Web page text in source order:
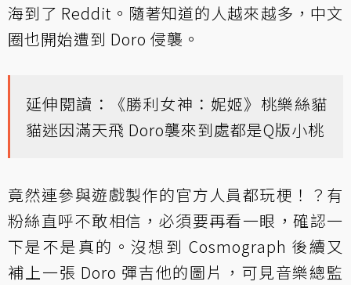
海到了 Reddit。隨著知道的人越來越多，中文
圈也開始遭到 Doro 侵襲。
延伸閱讀：
《勝利女神：妮姬》桃樂絲貓
貓迷因滿天飛 Doro襲來到處都是Q版小桃
竟然連參與遊戲製作的官方人員都玩梗！？有
粉絲直呼不敢相信，必須要再看一眼，確認一
下是不是真的。沒想到 Cosmograph 後續又
補上一張 Doro 彈吉他的圖片，可見音樂總監